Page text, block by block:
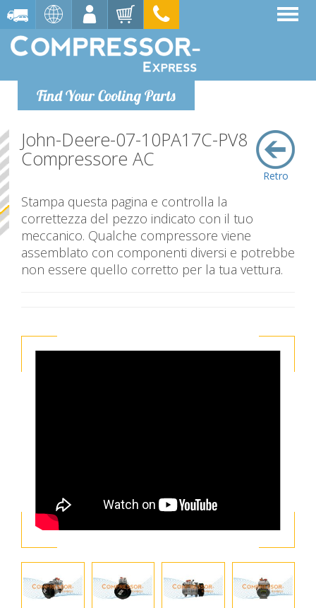
Find Your Cooling Parts
Retro
John-Deere-07-10PA17C-PV8
Compressore AC
Stampa questa pagina e controlla la
correttezza del pezzo indicato con il tuo
meccanico. Qualche compressore viene
assemblato con componenti diversi e potrebbe
non essere quello corretto per la tua vettura.